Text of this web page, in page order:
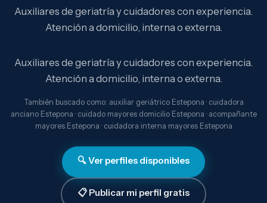
Auxiliares de geriatría y cuidadores con experiencia.
Atención a domicilio, interna o externa.
Auxiliares de geriatría y cuidadores con experiencia.
Atención a domicilio, interna o externa.
También buscado como: auxiliar geriátrico Estepona · cuidadora
anciano Estepona · cuidado mayores domicilio Estepona · acompañante
mayores Estepona · cuidadora interna mayores Estepona
🔍 Ver perfiles disponibles
📋 Publicar mi perfil gratis